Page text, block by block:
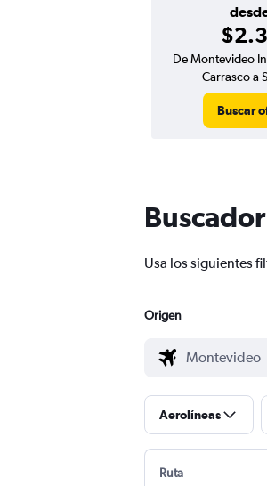
De Montevideo
Carrasco a
Buscar
Usa los siguientes
Origen
Aerolíneas
Ruta